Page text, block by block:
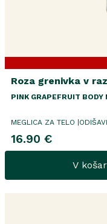
Roza grenivka v
PINK GRAPEFRUIT BODY
MEGLICA ZA TELO
16.90 €
V